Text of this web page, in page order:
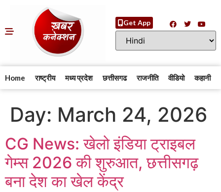
Get App
Home राष्ट्रीय मध्य प्रदेश छत्तीसगढ राजनीति वीडियो कहानी
Day: March 24, 2026
CG News: खेलो इंडिया ट्राइबल
गेम्स 2026 की शुरुआत, छत्तीसगढ़
बना देश का खेल केंद्र